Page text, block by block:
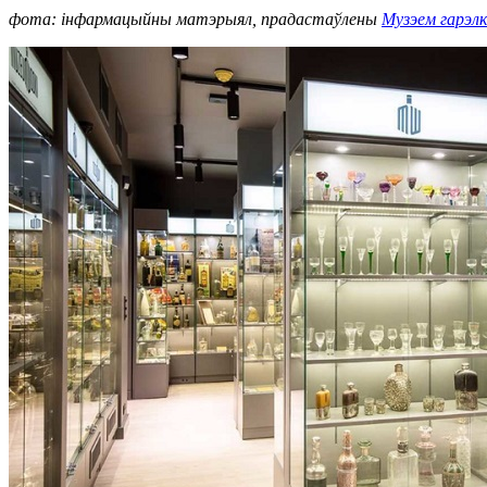
фота: інфармацыйны матэрыял, прадастаўлены Музэем